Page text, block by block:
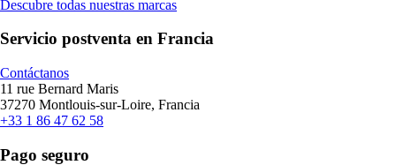
Descubre todas nuestras marcas
Servicio postventa en Francia
Contáctanos
11 rue Bernard Maris
37270 Montlouis-sur-Loire, Francia
+33 1 86 47 62 58
Pago seguro